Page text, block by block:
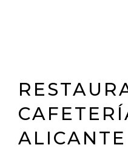
ALICANTE